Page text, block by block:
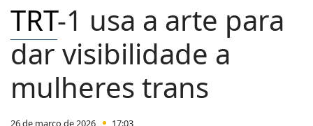
TRT-1 usa a arte para
dar visibilidade a
mulheres trans
26 de março de 2026 17:03